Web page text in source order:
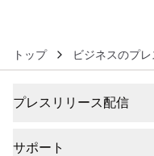
トップ ビジネスのプ
プレスリリース配信
サポート